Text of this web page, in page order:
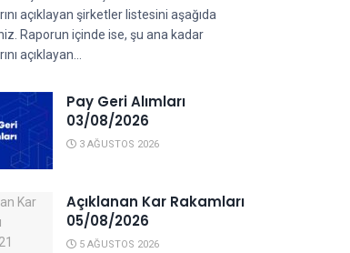
açıklayan şirketler listesini aşağıda
Raporun içinde ise, şu ana kadar
açıklayan...
Pay Geri Alımları
03/08/2026
3 AĞUSTOS 2026
Açıklanan Kar Rakamları
05/08/2026
5 AĞUSTOS 2026